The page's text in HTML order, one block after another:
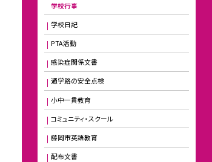
学校行事
学校日記
PTA活動
感染症関係文書
通学路の安全点検
小中一貫教育
コミュニティ・スクール
藤岡市英語教育
配布文書